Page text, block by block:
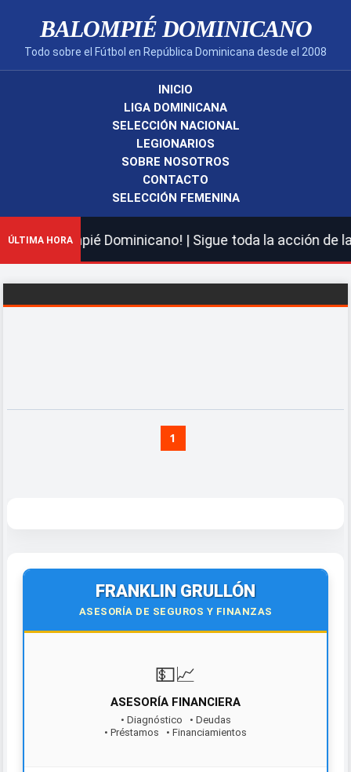
BALOMPIÉ DOMINICANO
Todo sobre el Fútbol en República Dominicana desde el 2008
INICIO
LIGA DOMINICANA
SELECCIÓN NACIONAL
LEGIONARIOS
SOBRE NOSOTROS
CONTACTO
SELECCIÓN FEMENINA
ÚLTIMA HORA
Balompié Dominicano! | Sigue toda la acción de la
1
FRANKLIN GRULLÓN
ASESORÍA DE SEGUROS Y FINANZAS
💵📈
ASESORÍA FINANCIERA
• Diagnóstico • Deudas
• Préstamos • Financiamientos
¡Contáctanos hoy!